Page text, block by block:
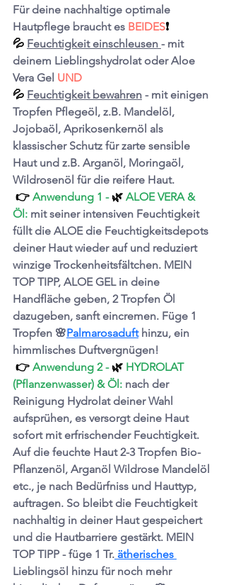
Für deine nachhaltige optimale
Hautpflege braucht es BEIDES❗️
💦 Feuchtigkeit einschleusen - mit
deinem Lieblingshydrolat oder Aloe
Vera Gel UND
💦 Feuchtigkeit bewahren - mit einigen
Tropfen Pflegeöl, z.B. Mandelöl,
Jojobaöl, Aprikosenkernöl als
klassischer Schutz für zarte sensible
Haut und z.B. Arganöl, Moringaöl,
Wildrosenöl für die reifere Haut.
👉 Anwendung 1 - 🌿 ALOE VERA &
Öl: mit seiner intensiven Feuchtigkeit
füllt die ALOE die Feuchtigkeitsdepots
deiner Haut wieder auf und reduziert
winzige Trockenheitsfältchen. MEIN
TOP TIPP, ALOE GEL in deine
Handfläche geben, 2 Tropfen Öl
dazugeben, sanft eincremen. Füge 1
Tropfen 🌸Palmarosaduft hinzu, ein
himmlisches Duftvergnügen!
👉 Anwendung 2 - 🌿 HYDROLAT
(Pflanzenwasser) & Öl: nach der
Reinigung Hydrolat deiner Wahl
aufsprühen, es versorgt deine Haut
sofort mit erfrischender Feuchtigkeit.
Auf die feuchte Haut 2-3 Tropfen Bio-
Pflanzenöl, Arganöl Wildrose Mandelöl
etc., je nach Bedürfniss und Hauttyp,
auftragen. So bleibt die Feuchtigkeit
nachhaltig in deiner Haut gespeichert
und die Hautbarriere gestärkt. MEIN
TOP TIPP - füge 1 Tr. ätherisches
Lieblingsöl hinzu für noch mehr